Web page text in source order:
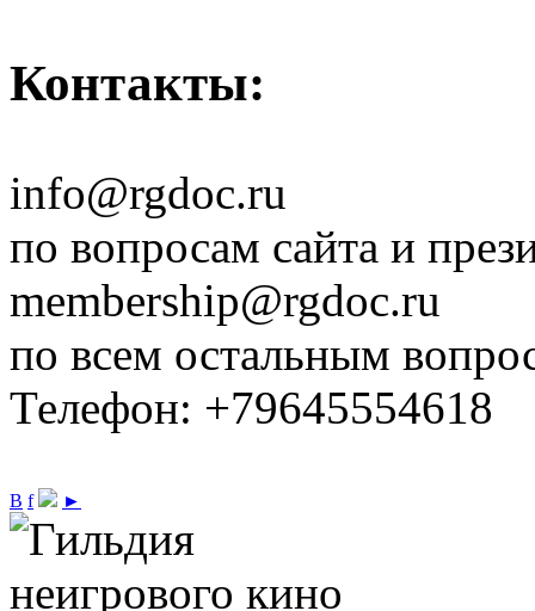
Контакты:
info@rgdoc.ru
по вопросам сайта и
membership@rgdoc.ru
по всем остальным
Телефон: +79645554618
В f ►